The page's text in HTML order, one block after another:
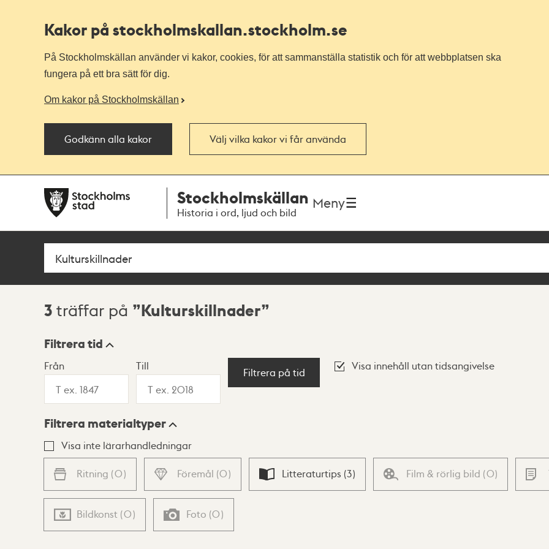
Kakor på stockholmskallan.stockholm.se
På Stockholmskällan använder vi kakor, cookies, för att sammanställa statistik och för att webbplatsen ska
fungera på ett bra sätt för dig.
Om kakor på Stockholmskällan
Godkänn alla kakor Välj vilka kakor vi får använda
navigationen
huvudinnehållet
Stockholmskällan
Historia i ord, ljud och bild
Meny
Sök
Sökresultat
3 träffar på Kulturskillnader
Visningsläge
Lista Karta
Filtrera tid
Från Till
Filtrera på tid
Visa innehåll utan tidsangivelse
Filtrera materialtyper
Visa inte lärarhandledningar
Ritning (0) Föremål (0) Litteraturtips (3) Film & rörlig bild (0)
Bildkonst (0) Foto (0)